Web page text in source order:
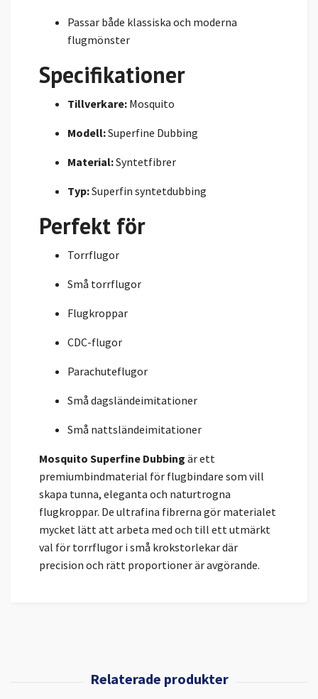
Passar både klassiska och moderna
flugmönster
Specifikationer
Tillverkare: Mosquito
Modell:Superfine Dubbing
Material:Syntetfibrer
Typ:Superfin syntetdubbing
Perfekt för
Torrflugor
Små torrflugor
Flugkroppar
CDC-flugor
Parachuteflugor
Små dagsländeimitationer
Små nattsländeimitationer
Mosquito Superfine Dubbing är ett
premiumbindmaterial för flugbindare som vill
skapa tunna, eleganta och naturtrogna
flugkroppar. De ultrafina fibrerna gör materialet
mycket lätt att arbeta med och till ett utmärkt
val för torrflugor i små krokstorlekar där
precision och rätt proportioner är avgörande.